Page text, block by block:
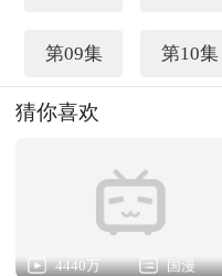
第09集 第10集
猜你喜欢
4440万 国漫